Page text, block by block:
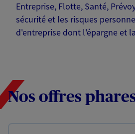
Entreprise, Flotte, Santé,
sécurité et les risques
d'entreprise dont l'épargne et
Nos offres